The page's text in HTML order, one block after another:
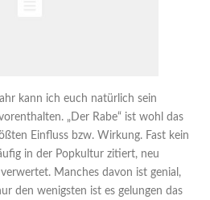
kann ich euch natürlich sein
„Der Rabe“ ist wohl das
Einfluss bzw. Wirkung. Fast kein
in der Popkultur zitiert, neu
Manches davon ist genial,
den wenigsten ist es gelungen das